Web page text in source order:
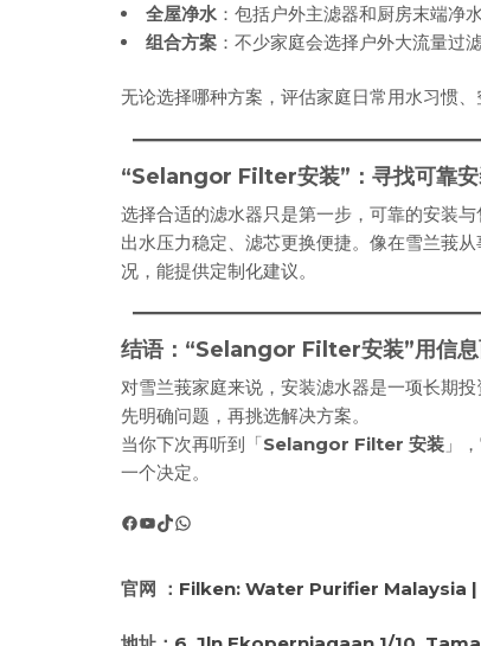
全屋净水 ：包括户外主滤器和厨房末端净
组合方案 ：不少家庭会选择户外大流量过
无论选择哪种方案，评估家庭日常用水习惯、
“Selangor Filter安装”：寻找可靠安
选择合适的滤水器只是第一步，可靠的安装
出水压力稳定、滤芯更换便捷。像在雪兰莪从
况，能提供定制化建议。
结语：“Selangor Filter安装”用信息
对雪兰莪家庭来说，安装滤水器是一项长期
先明确问题，再挑选解决方案。
当你下次再听到「Selangor Filter 安装 」
一个决定。
Facebook
YouTube
TikTok
WhatsApp
官网 ： Filken: Water Purifier Malaysia